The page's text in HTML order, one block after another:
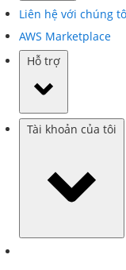
Liên hệ với chúng
AWS Marketplace
Hỗ trợ
Tài khoản của tôi